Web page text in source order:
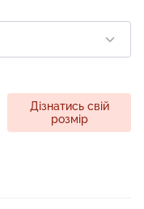
Дізнатись свій
розмір